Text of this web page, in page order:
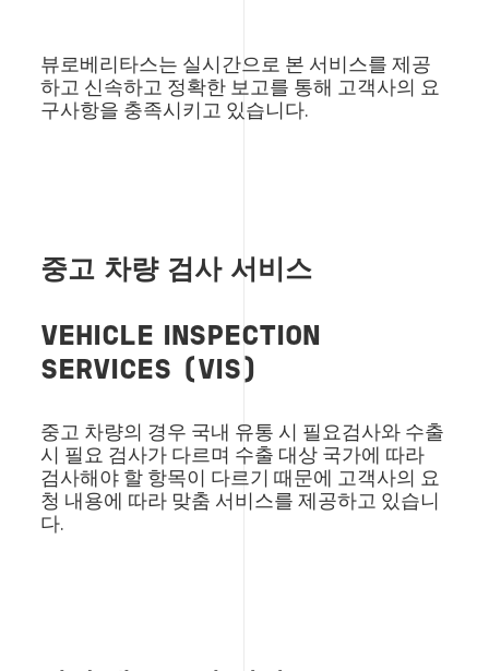
뷰로베리타스는 실시간으로 본 서비스를 제공
하고 신속하고 정확한 보고를 통해 고객사의 요
구사항을 충족시키고 있습니다.
중고 차량 검사 서비스
VEHICLE INSPECTION
SERVICES (VIS)
중고 차량의 경우 국내 유통 시 필요검사와 수출
시 필요 검사가 다르며 수출 대상 국가에 따라
검사해야 할 항목이 다르기 때문에 고객사의 요
청 내용에 따라 맞춤 서비스를 제공하고 있습니
다.